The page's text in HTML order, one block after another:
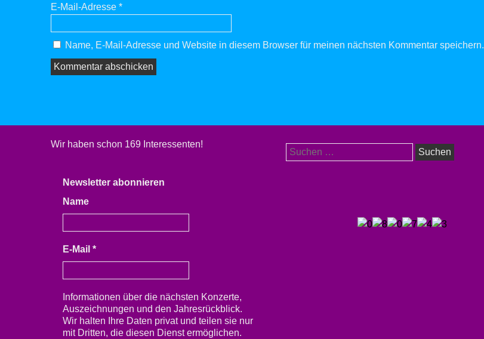
E-Mail-Adresse *
Name, E-Mail-Adresse und Website in diesem Browser für meinen nächsten Kommentar speichern.
Wir haben schon 169 Interessenten!
Newsletter abonnieren
Name
E-Mail *
Informationen über die nächsten Konzerte,
Auszeichnungen und den Jahresrückblick.
Wir halten Ihre Daten privat und teilen sie nur
mit Dritten, die diesen Dienst ermöglichen.
Suchen
nach: